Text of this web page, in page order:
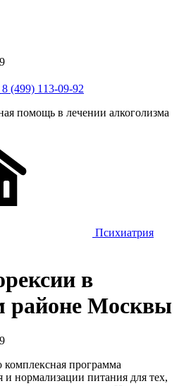
8 (499) 113-09-92
помощь в лечении алкоголизма
Психиатрия
в
районе Москвы
9
комплексная программа
и нормализации питания для тех,